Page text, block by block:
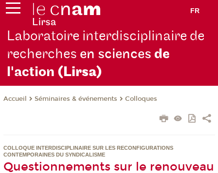
FR
Laboratoire interdisciplinaire de
recherches en sciencesde
l'action (Lirsa)
Accueil Séminaires & événements Colloques
COLLOQUE INTERDISCIPLINAIRE SUR LES RECONFIGURATIONS
CONTEMPORAINES DU SYNDICALISME
Questionnements sur le renouveau